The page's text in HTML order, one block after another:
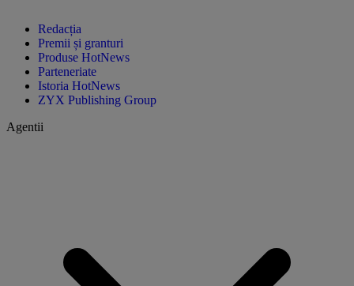
Redacția
Premii și granturi
Produse HotNews
Parteneriate
Istoria HotNews
ZYX Publishing Group
Agentii